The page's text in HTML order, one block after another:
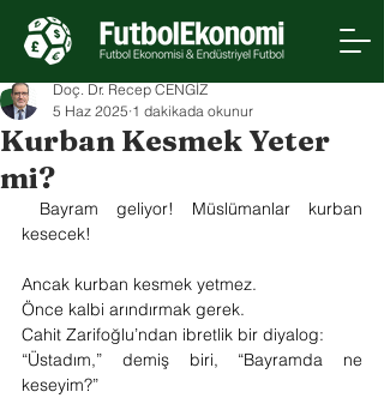
Kurban Kesmek Yeter
mi?
Doç. Dr. Recep CENGİZ
5 Haz 2025 1 dakikada okunur
kesecek!
Ancak kurban kesmek yetmez.
Önce kalbi arındırmak gerek.
Cahit Zarifoğlu’ndan ibretlik bir diyalog:
“Üstadım,” demiş biri, “Bayramda ne
keseyim?”